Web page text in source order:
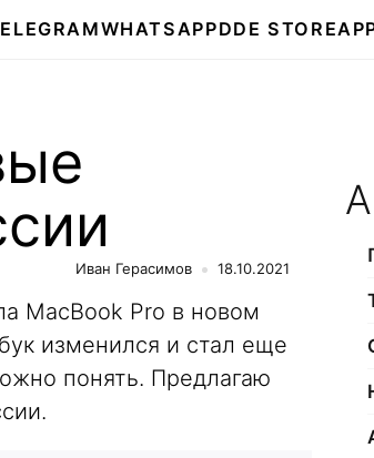
WHATSAPPDDE STORE
Иван Герасимов 18.10.2021
MacBook Pro в новом
изменился и стал еще
понять. Предлагаю